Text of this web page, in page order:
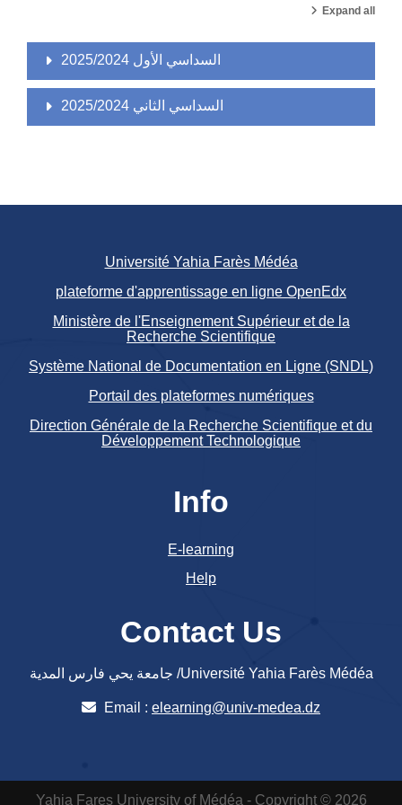
Expand all
السداسي الأول 2025/2024
السداسي الثاني 2025/2024
Université Yahia Farès Médéa
plateforme d'apprentissage en ligne OpenEdx
Ministère de l'Enseignement Supérieur et de la
Recherche Scientifique
Système National de Documentation en Ligne (SNDL)
Portail des plateformes numériques
Direction Générale de la Recherche Scientifique et du
Développement Technologique
Info
E-learning
Help
Contact Us
جامعة يحي فارس المدية /Université Yahia Farès Médéa
Email : elearning@univ-medea.dz
Yahia Fares University of Médéa - Copyright © 2026